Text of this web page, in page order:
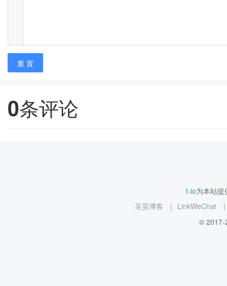
重 置
0条评论
t-io为本站
吴昊博客
| LinkWeChat
|
© 2017-